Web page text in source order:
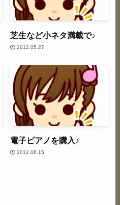
芝生など小ネタ満載で♪
2012.05.27
電子ピアノを購入♪
2012.06.15